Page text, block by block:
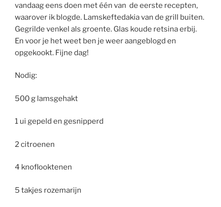
vandaag eens doen met één van de eerste recepten,
waarover ik blogde. Lamskeftedakiavan de grill buiten.
Gegrilde venkel als groente. Glas koude retsina erbij.
En voor je het weet ben je weeraangeblogd en
opgekookt. Fijne dag!
Nodig:
500 g lamsgehakt
1 ui gepeld en gesnipperd
2 citroenen
4 knoflooktenen
5 takjes rozemarijn